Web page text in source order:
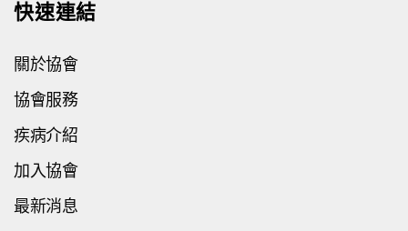
快速連結
關於協會
協會服務
疾病介紹
加入協會
最新消息